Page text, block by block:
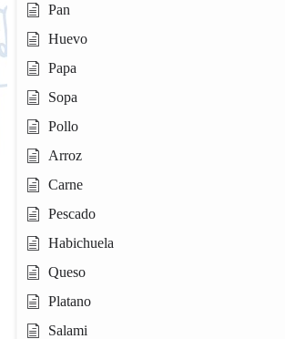
Pan
Huevo
Papa
Sopa
Pollo
Arroz
Carne
Pescado
Habichuela
Queso
Platano
Salami